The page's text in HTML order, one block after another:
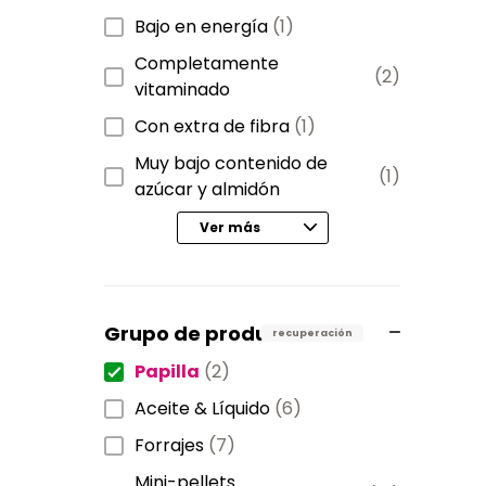
Bajo en energía (1)
Completamente
vitaminado
(2)
Con extra de fibra (1)
Muy bajo contenido de
azúcar y almidón
(1)
Ver más
Grupo de productosrecuperación
Papilla (2)
Aceite & Líquido (6)
Forrajes (7)